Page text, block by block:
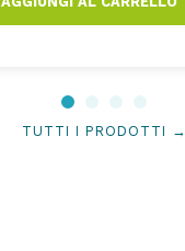
TUTTI I PRODOTTI →